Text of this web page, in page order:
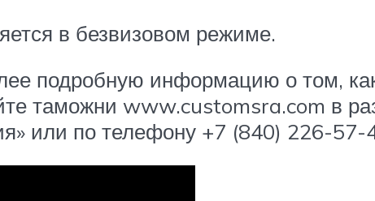
в безвизовом режиме.
подробную информацию о том,
таможни www.customsra.com в
или по телефону +7 (840) 226-57-